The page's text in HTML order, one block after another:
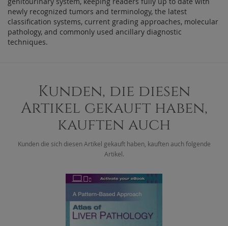
newly recognized tumors and terminology, the latest
classification systems, current grading approaches, molecular
pathology, and commonly used ancillary diagnostic
techniques.
Kunden, die diesen
Artikel gekauft haben,
kauften auch
Kunden die sich diesen Artikel gekauft haben, kauften auch folgende
Artikel.